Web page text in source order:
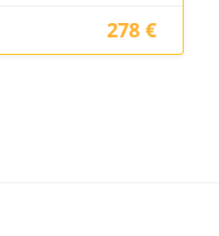
278 €